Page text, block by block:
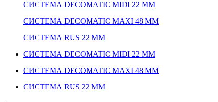
СИСТЕМА DECOMATIC MIDI 22 ММ
СИСТЕМА DECOMATIC MAXI 48 ММ
СИСТЕМА RUS 22 ММ
СИСТЕМА DECOMATIC MIDI 22 ММ
СИСТЕМА DECOMATIC MAXI 48 ММ
СИСТЕМА RUS 22 ММ